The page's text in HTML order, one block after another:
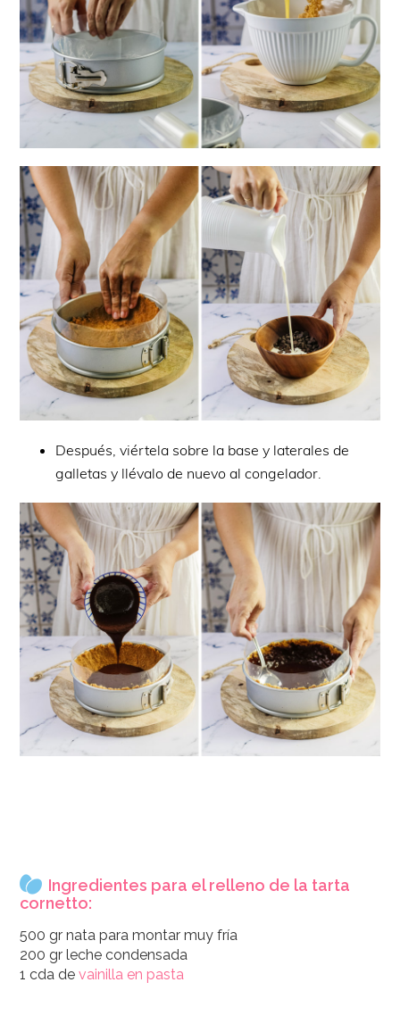
Después, viértela sobre la base y laterales de
galletas y llévalo de nuevo al congelador.
Ingredientes para el relleno de la tarta
cornetto:
500 gr nata para montar muy fría
200 gr leche condensada
1 cda devainilla en pasta